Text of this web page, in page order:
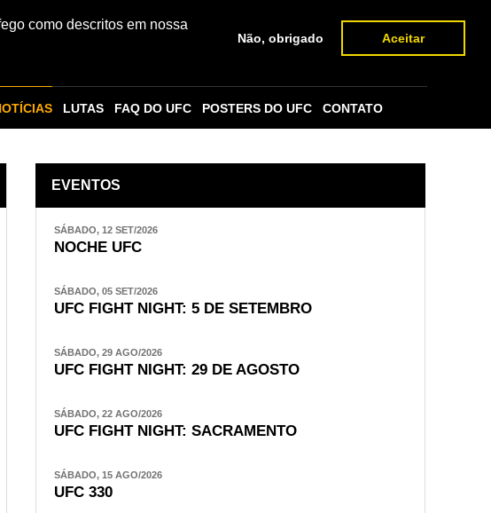
como descritos em nossa
Não, obrigado Aceitar
LUTAS FAQ DO UFC POSTERS DO UFC CONTATO
EVENTOS
SÁBADO, 12 SET/2026
NOCHE UFC
SÁBADO, 05 SET/2026
UFC FIGHT NIGHT: 5 DE SETEMBRO
SÁBADO, 29 AGO/2026
UFC FIGHT NIGHT: 29 DE AGOSTO
SÁBADO, 22 AGO/2026
UFC FIGHT NIGHT: SACRAMENTO
SÁBADO, 15 AGO/2026
UFC 330